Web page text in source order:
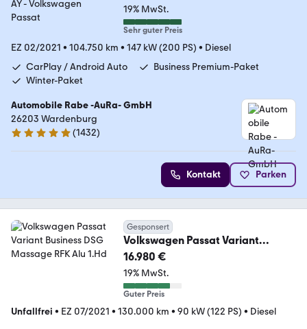
19% MwSt.
Sehr guter Preis
EZ 02/2021 • 104.750 km • 147 kW (200 PS) • Diesel
CarPlay / Android Auto
Business Premium-Paket
Winter-Paket
Automobile Rabe -AuRa- GmbH
26203 Wardenburg
4.9 Sterne
(1432)
Kontakt Parken
Gesponsert
Volkswagen Passat Variant
Business DSG Massage RFK Alu
1.Hd
16.980 €
19% MwSt.
Guter Preis
Unfallfrei • EZ 07/2021 • 130.000 km • 90 kW (122 PS) • Diesel